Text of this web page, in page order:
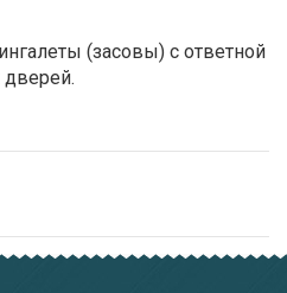
(засовы) c ответной